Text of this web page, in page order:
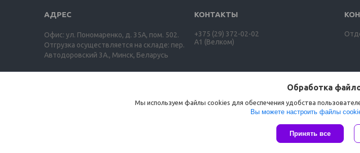
Офис: ул. Пономаренко, д. 35А, пом. 502.
Отгрузка осуществляется на складе: пер.
Автодоровский 3А., Минск, Беларусь
+375 (29) 372-02-02
A1 (Велком)
Сайт создан на
Политика обработки
Обработка
Мы используем файлы cookies для обеспечения удобства
Вы можете настроить файлы
Принять все